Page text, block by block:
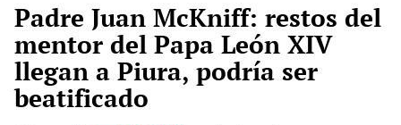
Padre Juan McKniff: restos del
mentor del Papa León XIV
llegan a Piura, podría ser
beatificado